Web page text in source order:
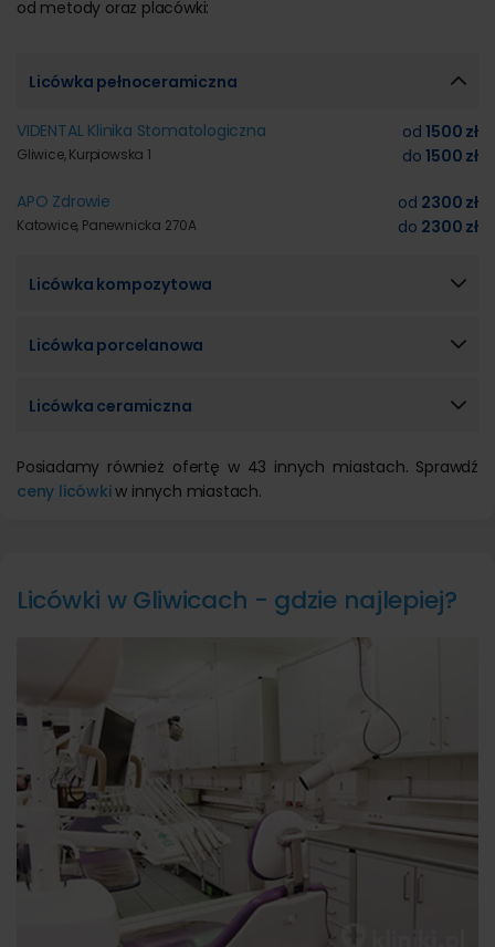
od metody oraz placówki:
Licówka pełnoceramiczna
VIDENTAL Klinika Stomatologiczna
Gliwice, Kurpiowska 1
od1500 zł
do1500 zł
APO Zdrowie
Katowice, Panewnicka 270A
od 2300 zł
do 2300 zł
Licówka kompozytowa
Licówka porcelanowa
Licówka ceramiczna
Posiadamy również ofertę w 43 innych miastach. Sprawdź
ceny licówkiw innych miastach.
Licówki w Gliwicach - gdzie najlepiej?